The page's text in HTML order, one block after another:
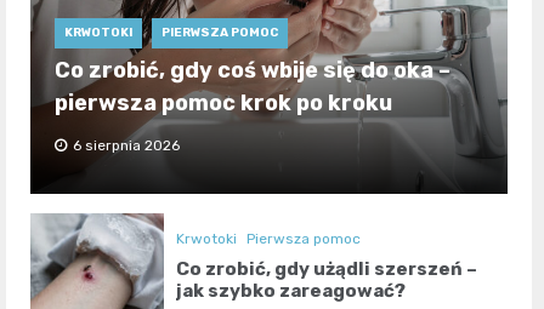
KRWOTOKI PIERWSZA POMOC
Co zrobić, gdy coś wbije się do oka –
pierwsza pomoc krok po kroku
6 sierpnia 2026
Krwotoki Pierwsza pomoc
Co zrobić, gdy użądli szerszeń –
jak szybko zareagować?